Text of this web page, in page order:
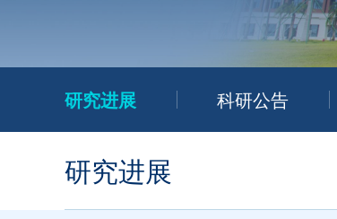
研究进展 科研公告
研究进展